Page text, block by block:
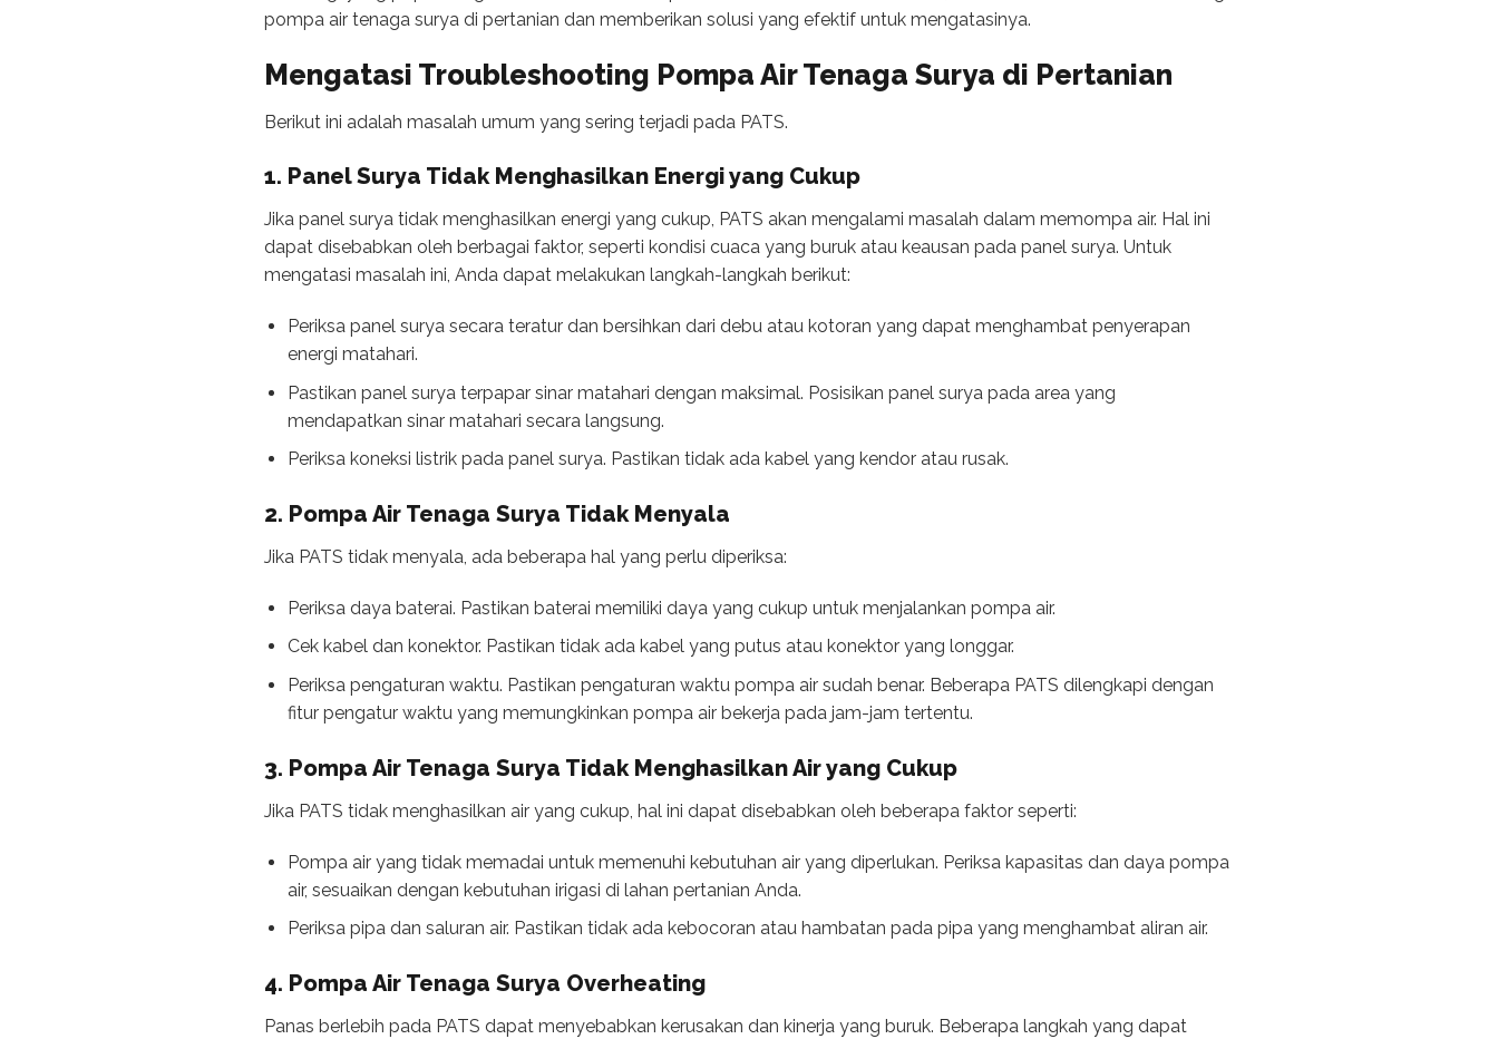
pompa air tenaga surya di pertanian dan memberikan solusi yang efektif untuk mengatasinya.
Mengatasi Troubleshooting Pompa Air Tenaga Surya di Pertanian
Berikut ini adalah masalah umum yang sering terjadi pada PATS.
1. Panel Surya Tidak Menghasilkan Energi yang Cukup
Jika panel surya tidak menghasilkan energi yang cukup, PATS akan mengalami masalah dalam memompa air. Hal ini
dapat disebabkan oleh berbagai faktor, seperti kondisi cuaca yang buruk atau keausan pada panel surya. Untuk
mengatasi masalah ini, Anda dapat melakukan langkah-langkah berikut:
Periksa panel surya secara teratur dan bersihkan dari debu atau kotoran yang dapat menghambat penyerapan
energi matahari.
Pastikan panel surya terpapar sinar matahari dengan maksimal. Posisikan panel surya pada area yang
mendapatkan sinar matahari secara langsung.
Periksa koneksi listrik pada panel surya. Pastikan tidak ada kabel yang kendor atau rusak.
2. Pompa Air Tenaga Surya Tidak Menyala
Jika PATS tidak menyala, ada beberapa hal yang perlu diperiksa:
Periksa daya baterai. Pastikan baterai memiliki daya yang cukup untuk menjalankan pompa air.
Cek kabel dan konektor. Pastikan tidak ada kabel yang putus atau konektor yang longgar.
Periksa pengaturan waktu. Pastikan pengaturan waktu pompa air sudah benar. Beberapa PATS dilengkapi dengan
fitur pengatur waktu yang memungkinkan pompa air bekerja pada jam-jam tertentu.
3. Pompa Air Tenaga Surya Tidak Menghasilkan Air yang Cukup
Jika PATS tidak menghasilkan air yang cukup, hal ini dapat disebabkan oleh beberapa faktor seperti:
Pompa air yang tidak memadai untuk memenuhi kebutuhan air yang diperlukan. Periksa kapasitas dan daya pompa
air, sesuaikan dengan kebutuhan irigasi di lahan pertanian Anda.
Periksa pipa dan saluran air. Pastikan tidak ada kebocoran atau hambatan pada pipa yang menghambat aliran air.
4. Pompa Air Tenaga Surya Overheating
Panas berlebih pada PATS dapat menyebabkan kerusakan dan kinerja yang buruk. Beberapa langkah yang dapat